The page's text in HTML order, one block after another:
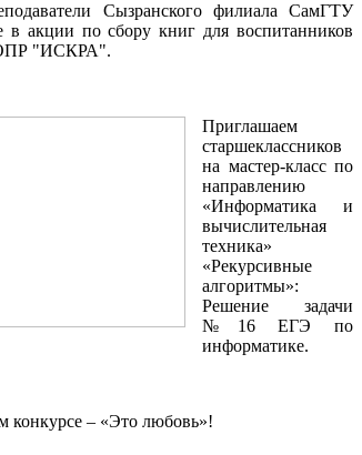
Сызранского филиала СамГТУ
в акции по сбору книг для воспитанников
"ИСКРА".
Приглашаем
старшеклассников
на мастер-класс по
направлению
«Информатика и
вычислительная
техника»
«Рекурсивные
алгоритмы»:
Решение задачи
№16 ЕГЭ по
информатике.
конкурсе – «Это любовь»!